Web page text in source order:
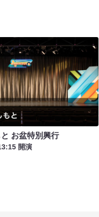
お盆特別興行
開演